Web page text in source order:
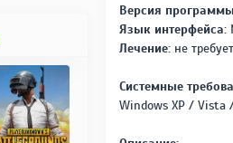
Версия
Язык интерфейса:
Лечение:не
Системные
Windows XP / Vista